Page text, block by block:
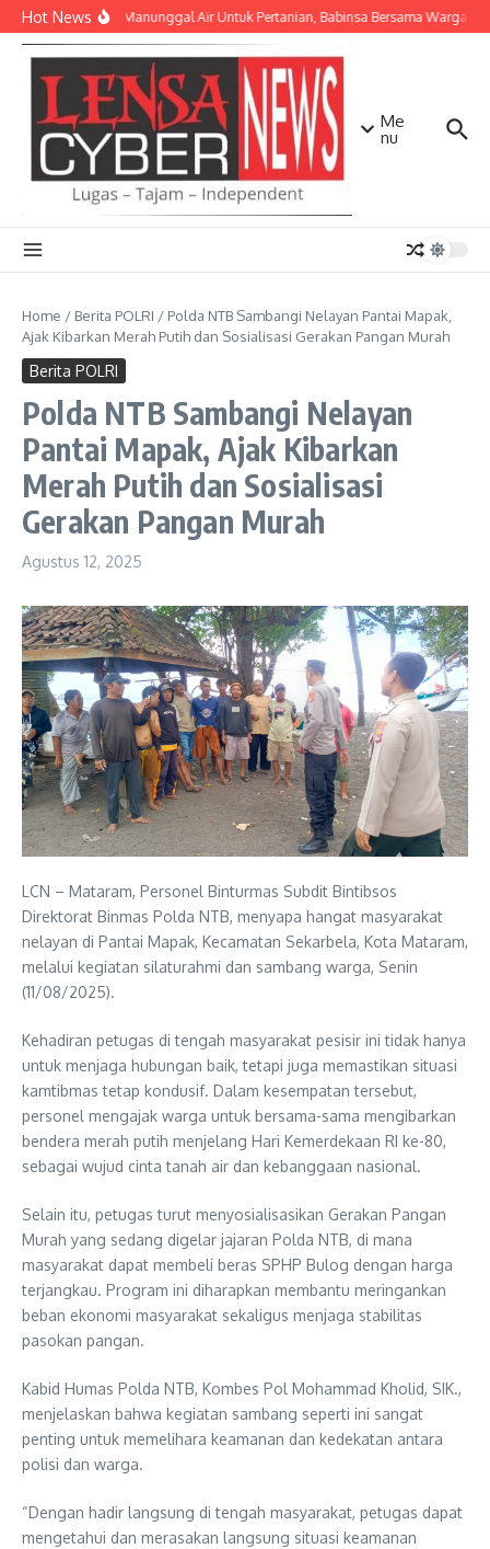
Lewati ke konten
Hot NewsTNI AD Manunggal Air Untuk Pertanian, Babinsa Bersama Warga
Me
nu
Home / Berita POLRI / Polda NTB Sambangi Nelayan Pantai Mapak,
Ajak Kibarkan Merah Putih dan Sosialisasi Gerakan Pangan Murah
Berita POLRI
Polda NTB Sambangi Nelayan
Pantai Mapak, Ajak Kibarkan
Merah Putih dan Sosialisasi
Gerakan Pangan Murah
Agustus 12, 2025
LCN – Mataram, Personel Binturmas Subdit Bintibsos
Direktorat Binmas Polda NTB, menyapa hangat masyarakat
nelayan di Pantai Mapak, Kecamatan Sekarbela, Kota Mataram,
melalui kegiatan silaturahmi dan sambang warga, Senin
(11/08/2025).
Kehadiran petugas di tengah masyarakat pesisir ini tidak hanya
untuk menjaga hubungan baik, tetapi juga memastikan situasi
kamtibmas tetap kondusif. Dalam kesempatan tersebut,
personel mengajak warga untuk bersama-sama mengibarkan
bendera merah putih menjelang Hari Kemerdekaan RI ke-80,
sebagai wujud cinta tanah air dan kebanggaan nasional.
Selain itu, petugas turut menyosialisasikan Gerakan Pangan
Murah yang sedang digelar jajaran Polda NTB, di mana
masyarakat dapat membeli beras SPHP Bulog dengan harga
terjangkau. Program ini diharapkan membantu meringankan
beban ekonomi masyarakat sekaligus menjaga stabilitas
pasokan pangan.
Kabid Humas Polda NTB, Kombes Pol Mohammad Kholid, SIK.,
menjelaskan bahwa kegiatan sambang seperti ini sangat
penting untuk memelihara keamanan dan kedekatan antara
polisi dan warga.
“Dengan hadir langsung di tengah masyarakat, petugas dapat
mengetahui dan merasakan langsung situasi keamanan